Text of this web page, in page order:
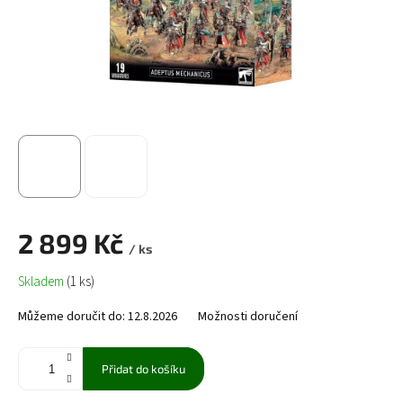
2 899 Kč / ks
Měrná
cena:
Skladem (1 ks)
Můžeme doručit do: 12.8.2026 Možnosti doručení
Přidat do košíku